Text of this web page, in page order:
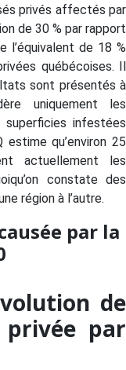
privés affectés par
de 30 % par rapport
l’équivalent de 18 %
québécoises. Il
sont présentés à
uniquement les
infestées
qu’environ 25
actuellement les
constate des
région à l’autre.
par la
de
par